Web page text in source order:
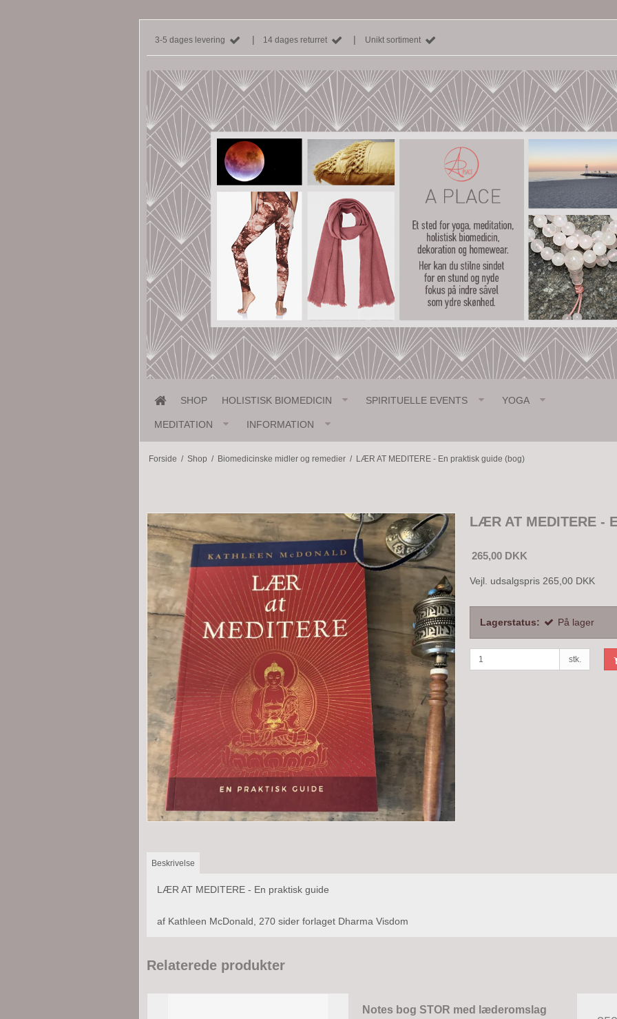
3-5 dages levering | 14 dages returret | Unikt sortiment
SHOP HOLISTISK BIOMEDICIN SPIRITUELLE EVENTS YOGA
MEDITATION INFORMATION
Forside / Shop / Biomedicinske midler og remedier / LÆR AT MEDITERE - En praktisk guide (bog)
LÆR AT MEDITERE -
265,00 DKK
Vejl. udsalgspris 265,00 DKK
Lagerstatus: På lager
stk.
Beskrivelse
LÆR AT MEDITERE - En praktisk guide
af Kathleen McDonald, 270 sider forlaget Dharma Visdom
Relaterede produkter
Notes bog STOR med læderomslag